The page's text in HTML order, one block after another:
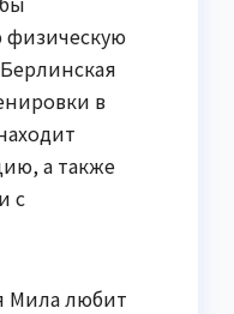
в
а также
с
Мила любит